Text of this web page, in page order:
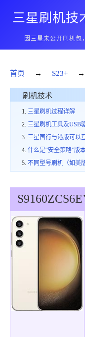
三星刷机技
因三星未公开刷机包
首页 → S23+ →
刷机技术
三星刷机过程详解
三星刷机工具及USB
三星国行与港版可以
什么是“安全策略”版
不同型号刷机（如美
S9160ZCS6